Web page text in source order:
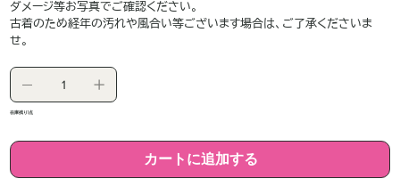
ダメージ等お写真でご確認ください。
古着のため経年の汚れや風合い等ございます場合は、ご了承くださいま
せ。
在庫残り1点
カートに追加する